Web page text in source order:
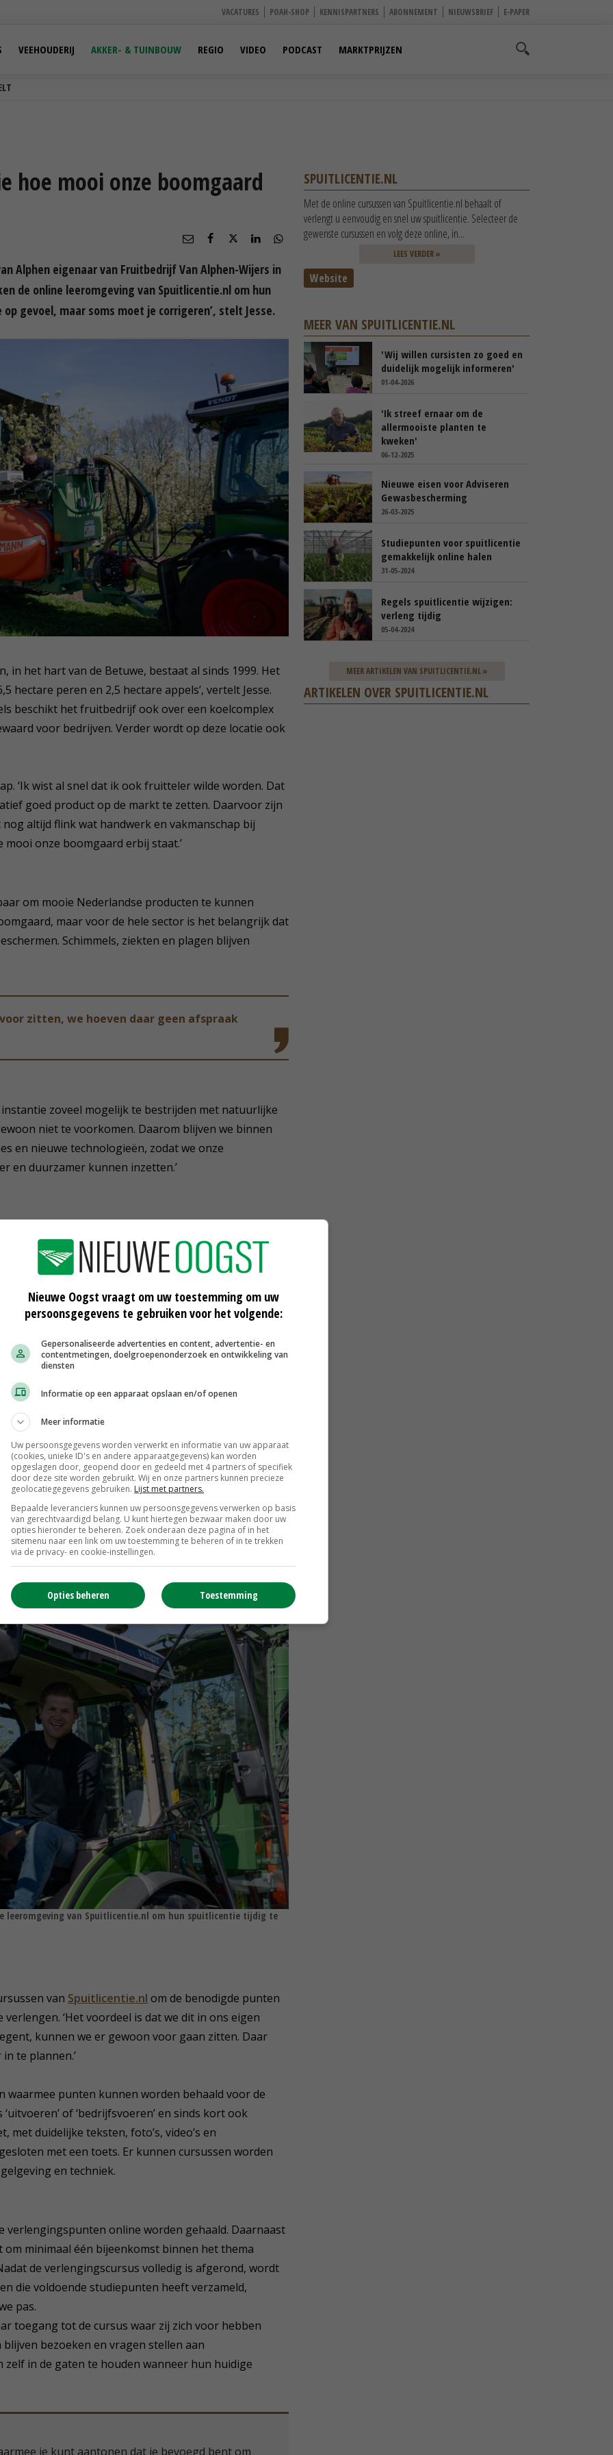
VACATURES POAH-SHOP KENNISPARTNERS ABONNEMENT NIEUWSBRIEF E-PAPER
VEEHOUDERIJ AKKER- & TUINBOUW REGIO VIDEO PODCAST MARKTPRIJZEN
hoe mooi onze boomgaard
Alphen eigenaar van Fruitbedrijf Van Alphen-Wijers in
de online leeromgeving van Spuitlicentie.nl om hun
gevoel, maar soms moet je corrigeren’, stelt Jesse.
in het hart van de Betuwe, bestaat al sinds 1999. Het
hectare peren en 2,5 hectare appels’, vertelt Jesse.
beschikt het fruitbedrijf ook over een koelcomplex
voor bedrijven. Verder wordt op deze locatie ook
‘Ik wist al snel dat ik ook fruitteler wilde worden. Dat
goed product op de markt te zetten. Daarvoor zijn
altijd flink wat handwerk en vakmanschap bij
onze boomgaard erbij staat.’
om mooie Nederlandse producten te kunnen
maar voor de hele sector is het belangrijk dat
Schimmels, ziekten en plagen blijven
zitten, we hoeven daar geen afspraak
zoveel mogelijk te bestrijden met natuurlijke
niet te voorkomen. Daarom blijven we binnen
en nieuwe technologieën, zodat we onze
en duurzamer kunnen inzetten.’
tunnelspuitmachine ‘Lochmann’ met vier
efficiënter en gerichter toe te passen.
twintig procent op het gebruik van
wordt met deze machine grotendeels
in staat om preciezer te werken waardoor we ook
percelen.’
het gebruik van gewasbeschermingsmiddelen vindt
verdwijnen steeds meer middelen van de
voor in de plaats komen. Op dit moment
ik maak me zorgen over wat dit op de langere
politiek met ons wordt meegedacht.’
om zelf goed op de hoogte te blijven van
gebruik van een onafhankelijk adviesbureau dat
en risico’s’, vertelt Jesse. ‘Verder ben ik
waarin wij samen kennis delen en ervaringen
leeromgeving van Spuitlicentie.nl om hun spuitlicentie tijdig te
van Spuitlicentie.nl om de benodigde punten
‘Het voordeel is dat we dit in ons eigen
kunnen we er gewoon voor gaan zitten. Daar
te plannen.’
waarmee punten kunnen worden behaald voor de
of ‘bedrijfsvoeren’ en sinds kort ook
met duidelijke teksten, foto’s, video’s en
met een toets. Er kunnen cursussen worden
en techniek.
verlengingspunten online worden gehaald. Daarnaast
minimaal één bijeenkomst binnen het thema
de verlengingscursus volledig is afgerond, wordt
die voldoende studiepunten heeft verzameld,
pas.
toegang tot de cursus waar zij zich voor hebben
bezoeken en vragen stellen aan
zelf in de gaten te houden wanneer hun huidige
je kunt aantonen dat je bevoegd bent om
SPUITLICENTIE.NL
Met de online cursussen van Spuitlicentie.nl behaalt of
verlengt u eenvoudig en snel uw spuitlicentie. Selecteer de
gewenste cursussen en volg deze online, in...
LEES VERDER »
Website
MEER VAN SPUITLICENTIE.NL
'Wij willen cursisten zo goed en
duidelijk mogelijk informeren'
01-04-2026
'Ik streef ernaar om de
allermooiste planten te
kweken'
06-12-2025
Nieuwe eisen voor Adviseren
Gewasbescherming
26-03-2025
Studiepunten voor spuitlicentie
gemakkelijk online halen
31-05-2024
Regels spuitlicentie wijzigen:
verleng tijdig
05-04-2024
MEER ARTIKELEN VAN SPUITLICENTIE.NL »
ARTIKELEN OVER SPUITLICENTIE.NL
Nieuwe Oogst vraagt om uw toestemming om uw
persoonsgegevens te gebruiken voor het volgende:
Gepersonaliseerde advertenties en content, advertentie- en
contentmetingen, doelgroepenonderzoek en ontwikkeling van
diensten
Informatie op een apparaat opslaan en/of openen
Meer informatie
Uw persoonsgegevens worden verwerkt en informatie van uw apparaat
(cookies, unieke ID's en andere apparaatgegevens) kan worden
opgeslagen door, geopend door en gedeeld met 4 partners of specifiek
door deze site worden gebruikt. Wij en onze partners kunnen precieze
geolocatiegegevens gebruiken. Lijst met partners.
Bepaalde leveranciers kunnen uw persoonsgegevens verwerken op basis
van gerechtvaardigd belang. U kunt hiertegen bezwaar maken door uw
opties hieronder te beheren. Zoek onderaan deze pagina of in het
sitemenu naar een link om uw toestemming te beheren of in te trekken
via de privacy- en cookie-instellingen.
Toestemming
Opties beheren